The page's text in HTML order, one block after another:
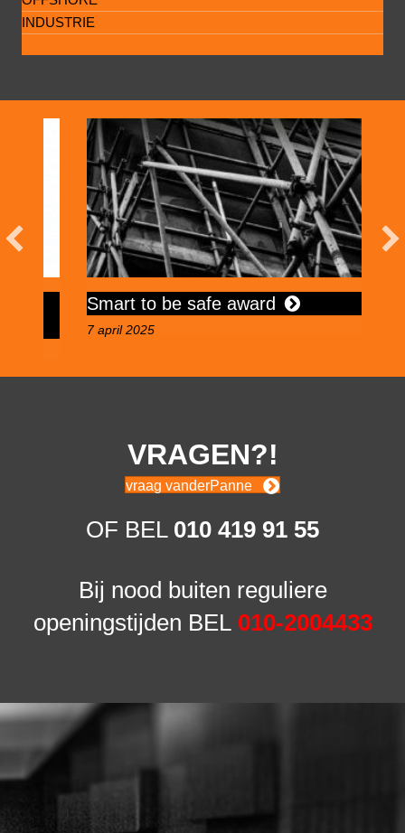
INDUSTRIE
Smart to be safe award
7 april 2025
VRAGEN?!
vraag vanderPanne
OF BEL 010 419 91 55
Bij nood buiten reguliere
openingstijden BEL010-2004433